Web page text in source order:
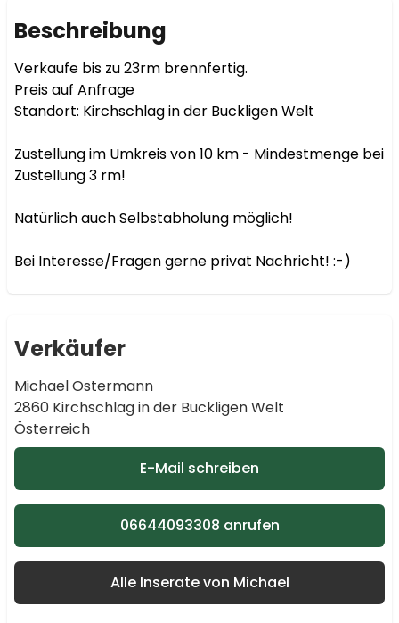
Beschreibung
Verkaufe bis zu 23rm brennfertig.
Preis auf Anfrage
Standort: Kirchschlag in der Buckligen Welt
Zustellung im Umkreis von 10 km - Mindestmenge bei
Zustellung 3 rm!
Natürlich auch Selbstabholung möglich!
Bei Interesse/Fragen gerne privat Nachricht! :-)
Verkäufer
Michael Ostermann
2860 Kirchschlag in der Buckligen Welt
Österreich
E-Mail schreiben
06644093308 anrufen
Alle Inserate von Michael